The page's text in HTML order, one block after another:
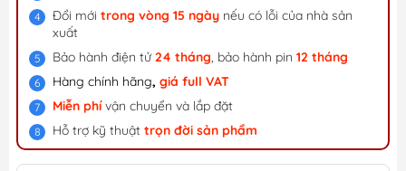
Đổi mới trong vòng 15 ngày nếu có lỗi của nhà sản
xuất
Bảo hành điện tử24 tháng, bảo hành pin 12 tháng
Hàng chính hãng, giá full VAT
Miễn phívận chuyển và lắp đặt
Hỗ trợ kỹ thuật trọn đời sản phẩm